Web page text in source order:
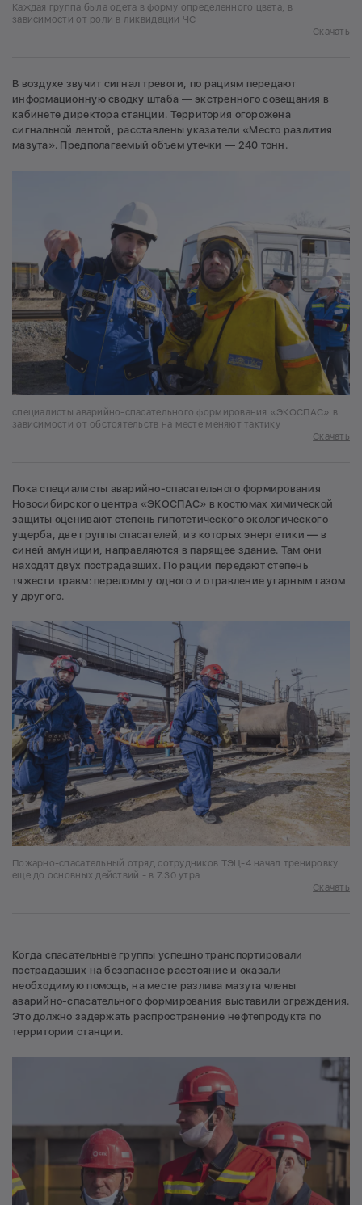
Каждая группа была одета в форму определенного цвета, в
зависимости от роли в ликвидации ЧС
Скачать
В воздухе звучит сигнал тревоги, по рациям передают
информационную сводку штаба — экстренного совещания в
кабинете директора станции. Территория огорожена
сигнальной лентой, расставлены указатели «Место разлития
мазута». Предполагаемый объем утечки — 240 тонн.
специалисты аварийно-спасательного формирования «ЭКОСПАС» в
зависимости от обстоятельств на месте меняют тактику
Скачать
Пока специалисты аварийно-спасательного формирования
Новосибирского центра «ЭКОСПАС» в костюмах химической
защиты оценивают степень гипотетического экологического
ущерба, две группы спасателей, из которых энергетики — в
синей амуниции, направляются в парящее здание. Там они
находят двух пострадавших. По рации передают степень
тяжести травм: переломы у одного и отравление угарным газом
у другого.
Пожарно-спасательный отряд сотрудников ТЭЦ-4 начал тренировку
еще до основных действий - в 7.30 утра
Скачать
Когда спасательные группы успешно транспортировали
пострадавших на безопасное расстояние и оказали
необходимую помощь, на месте разлива мазута члены
аварийно-спасательного формирования выставили ограждения.
Это должно задержать распространение нефтепродукта по
территории станции.